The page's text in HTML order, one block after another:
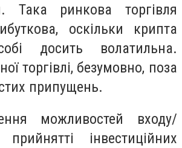
Така ринкова торгівля
оскільки крипта
досить волатильна.
торгівлі, безумовно, поза
припущень.
можливостей входу/
інвестиційних